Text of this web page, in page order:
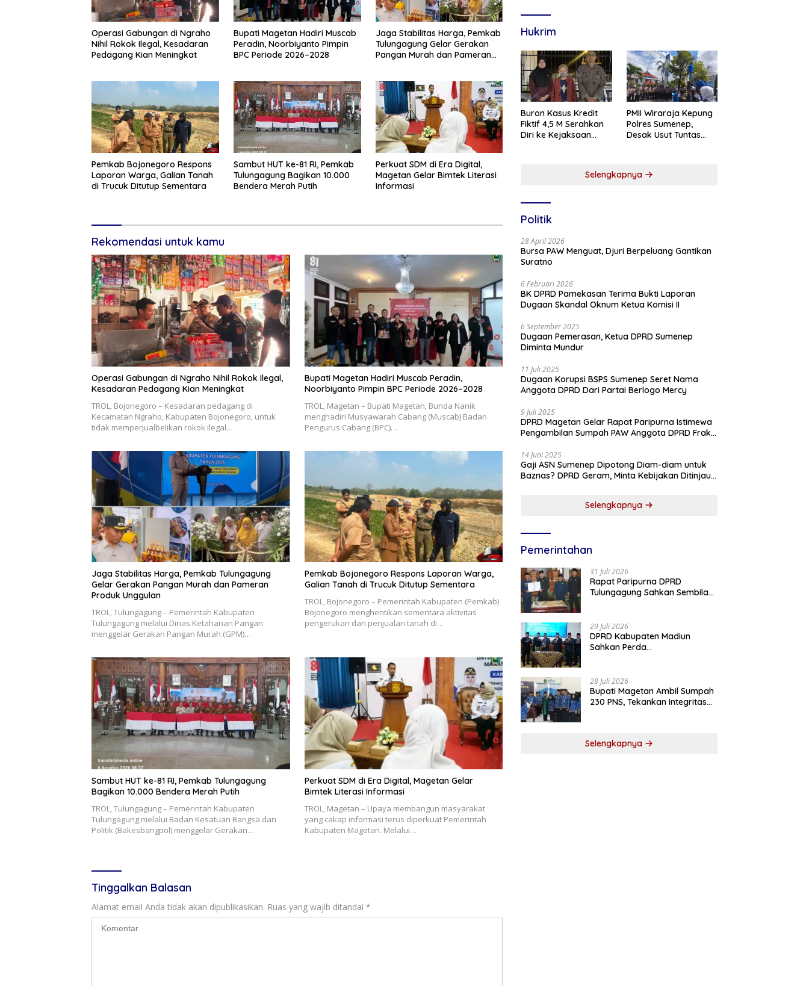
Operasi Gabungan di Ngraho
Nihil Rokok Ilegal, Kesadaran
Pedagang Kian Meningkat
Bupati Magetan Hadiri Muscab
Peradin, Noorbiyanto Pimpin
BPC Periode 2026–2028
Jaga Stabilitas Harga, Pemkab
Tulungagung Gelar Gerakan
Pangan Murah dan Pameran
Pemkab Bojonegoro Respons
Laporan Warga, Galian Tanah
di Trucuk Ditutup Sementara
Sambut HUT ke-81 RI, Pemkab
Tulungagung Bagikan 10.000
Bendera Merah Putih
Perkuat SDM di Era Digital,
Magetan Gelar Bimtek Literasi
Informasi
Rekomendasi untuk kamu
Operasi Gabungan di Ngraho Nihil Rokok Ilegal,
Kesadaran Pedagang Kian Meningkat
TROL, Bojonegoro – Kesadaran pedagang di
Kecamatan Ngraho, Kabupaten Bojonegoro, untuk
tidak memperjualbelikan rokok ilegal…
Bupati Magetan Hadiri Muscab Peradin,
Noorbiyanto Pimpin BPC Periode 2026–2028
TROL, Magetan – Bupati Magetan, Bunda Nanik
menghadiri Musyawarah Cabang (Muscab) Badan
Pengurus Cabang (BPC)…
Jaga Stabilitas Harga, Pemkab Tulungagung
Gelar Gerakan Pangan Murah dan Pameran
Produk Unggulan
TROL, Tulungagung – Pemerintah Kabupaten
Tulungagung melalui Dinas Ketahanan Pangan
menggelar Gerakan Pangan Murah (GPM)…
Pemkab Bojonegoro Respons Laporan Warga,
Galian Tanah di Trucuk Ditutup Sementara
TROL, Bojonegoro – Pemerintah Kabupaten (Pemkab)
Bojonegoro menghentikan sementara aktivitas
pengerukan dan penjualan tanah di…
Sambut HUT ke-81 RI, Pemkab Tulungagung
Bagikan 10.000 Bendera Merah Putih
TROL, Tulungagung – Pemerintah Kabupaten
Tulungagung melalui Badan Kesatuan Bangsa dan
Politik (Bakesbangpol) menggelar Gerakan…
Perkuat SDM di Era Digital, Magetan Gelar
Bimtek Literasi Informasi
TROL, Magetan – Upaya membangun masyarakat
yang cakap informasi terus diperkuat Pemerintah
Kabupaten Magetan. Melalui…
Tinggalkan Balasan
Alamat email Anda tidak akan dipublikasikan. Ruas yang wajib ditandai *
Hukrim
Buron Kasus Kredit
Fiktif 4,5 M Serahkan
Diri ke Kejaksaan
PMII Wiraraja Kepung
Polres Sumenep,
Desak Usut Tuntas
Selengkapnya
Politik
28 April 2026
Bursa PAW Menguat, Djuri Berpeluang Gantikan
Suratno
6 Februari 2026
BK DPRD Pamekasan Terima Bukti Laporan
Dugaan Skandal Oknum Ketua Komisi II
6 September 2025
Dugaan Pemerasan, Ketua DPRD Sumenep
Diminta Mundur
11 Juli 2025
Dugaan Korupsi BSPS Sumenep Seret Nama
Anggota DPRD Dari Partai Berlogo Mercy
9 Juli 2025
DPRD Magetan Gelar Rapat Paripurna Istimewa
Pengambilan Sumpah PAW Anggota DPRD Fraksi
14 Juni 2025
Gaji ASN Sumenep Dipotong Diam-diam untuk
Baznas? DPRD Geram, Minta Kebijakan Ditinjau
Selengkapnya
Pemerintahan
31 Juli 2026
Rapat Paripurna DPRD
Tulungagung Sahkan Sembilan
29 Juli 2026
DPRD Kabupaten Madiun
Sahkan Perda
Agenda Prioritas
28 Juli 2026
Bupati Magetan Ambil Sumpah
230 PNS, Tekankan Integritas
Selengkapnya